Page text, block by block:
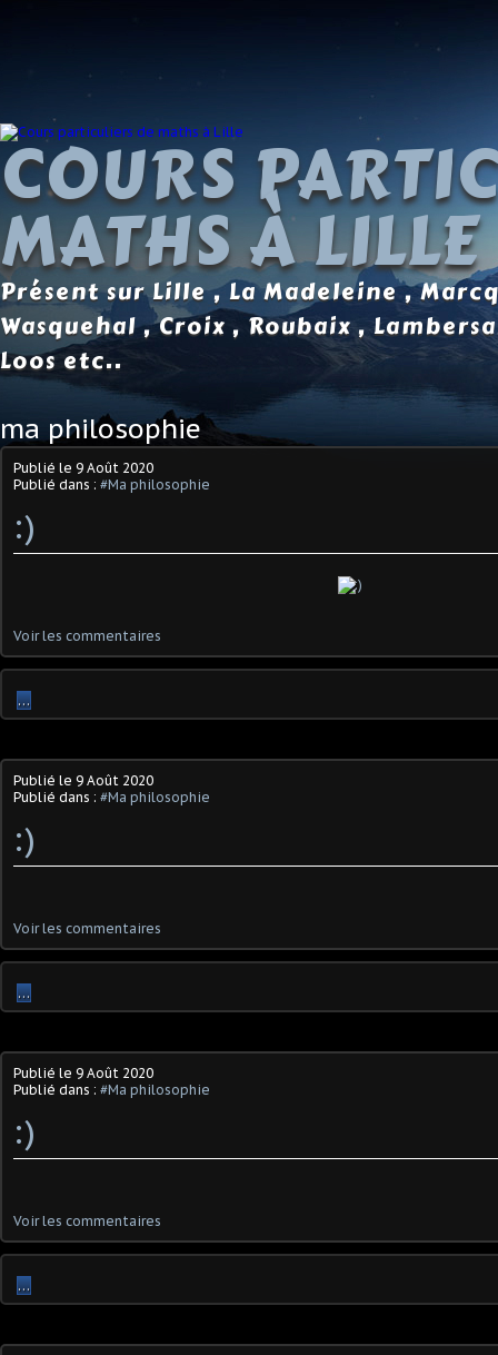
COURS
MATHS À LILLE
Présent sur Lille , La Madeleine ,
Wasquehal , Croix , Roubaix ,
Loos etc..
ma philosophie
Publié le 9 Août 2020
Publié dans : #Ma philosophie
:)
Voir les commentaires
…
Publié le 9 Août 2020
Publié dans : #Ma philosophie
:)
Voir les commentaires
…
Publié le 9 Août 2020
Publié dans : #Ma philosophie
:)
Voir les commentaires
…